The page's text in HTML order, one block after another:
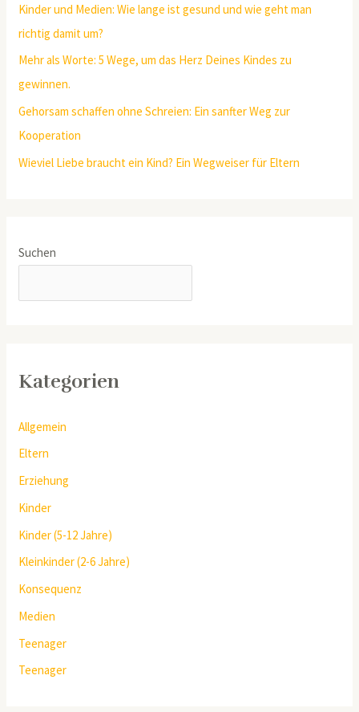
Kinder und Medien: Wie lange ist gesund und wie geht man
richtig damit um?
Mehr als Worte: 5 Wege, um das Herz Deines Kindes zu
gewinnen.
Gehorsam schaffen ohne Schreien: Ein sanfter Weg zur
Kooperation
Wieviel Liebe braucht ein Kind? Ein Wegweiser für Eltern
Suchen
Kategorien
Allgemein
Eltern
Erziehung
Kinder
Kinder (5-12 Jahre)
Kleinkinder (2-6 Jahre)
Konsequenz
Medien
Teenager
Teenager